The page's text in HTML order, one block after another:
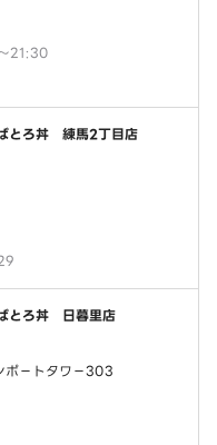
21:30
とろ丼 練馬2丁目店
とろ丼 日暮里店
ポ－トタワ－303